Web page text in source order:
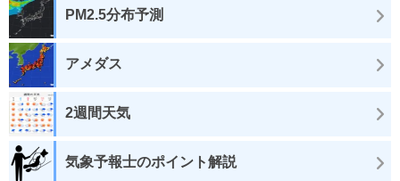
PM2.5分布予測
アメダス
2週間天気
気象予報士のポイント解説